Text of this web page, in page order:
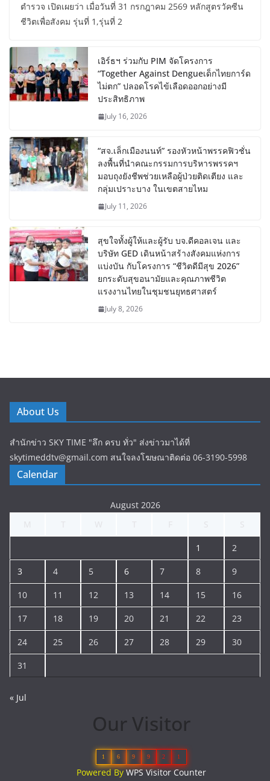
ตำรวจ เปิดเผยว่า เมื่อวันที่ 31 กรกฎาคม 2569 หลักสูตรวัคซีน
ชีวิตเพื่อสังคม รุ่นที่ 1,รุ่นที่ 2
เอิร์ธฯ ร่วมกับ PIM จัดโครงการ
“Together Against Dengueเด็กไทยการ์ด
ไม่ตก” ปลอดโรคไข้เลือดออกอย่างมี
ประสิทธิภาพ
July 16, 2026
“สจ.เล็กเมืองนนท์” รองหัวหน้าพรรคฟิวชั่น
ลงพื้นที่นำคณะกรรมการบริหารพรรคฯ
มอบถุงยังชีพช่วยเหลือผู้ป่วยติดเตียง และ
กลุ่มเปราะบาง ในเขตสายไหม
July 11, 2026
สุขใจทั้งผู้ให้และผู้รับ บจ.ดีคอลเจน และ
บริษัท GED เดินหน้าสร้างสังคมแห่งการ
แบ่งบัน​ กับโครงการ “ชีวิตดีมีสุข 2026”
ยกระดับสุขอนามัยและคุณภาพชีวิต
แรงงานไทยในชุมชนยุทธศาสตร์
July 8, 2026
About Us
สำนักข่าว SKY TIME "ลึก ครบ ทั่ว" ส่งข่าวมาได้ที่
skytimeddtv@gmail.com สนใจลงโฆษณาติดต่อ 06-3190-5998
Calendar
August 2026
1 2
3 4 5 6 7 8 9
10 11 12 13 14 15 16
17 18 19 20 21 22 23
24 25 26 27 28 29 30
31
« Jul
Our Visitor
1 6 9 9 2 1
Powered ByWPS Visitor Counter